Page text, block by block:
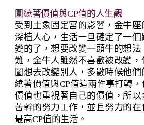
圍繞著價值與CP值的人生觀
受到土象固定宮的影響，金牛座
深植人心，生活一旦確定了一個
變的了，想要改變一頭牛的想
難，金牛人雖然不喜歡被改變，
圖想去改變別人，多數時候他們
繞著價值與CP值這兩件事打轉
價值也重視著自己的價值，所以
苦幹的努力工作，並且努力的
最高CP值的生活。